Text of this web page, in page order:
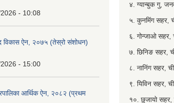
- 10:08
विकास ऐन, २०७५ (तेस्रो संशोधन)
- 15:00
आर्थिक ऐन, २०८२ (प्रथम
४. ग्यान्बुक गु,
५. कुनमिंग सहर,
६. गोन्जाओ सहर,
७. छिनिङ सहर,
८. नानिंग सहर,
९. यिविन सहर,
१०. छुजायो सहर,